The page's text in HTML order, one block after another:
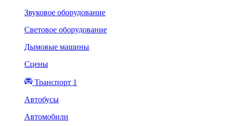
Звуковое оборудование
Световое оборудование
Дымовые машины
Сцены
Транспорт 1
Автобусы
Автомобили